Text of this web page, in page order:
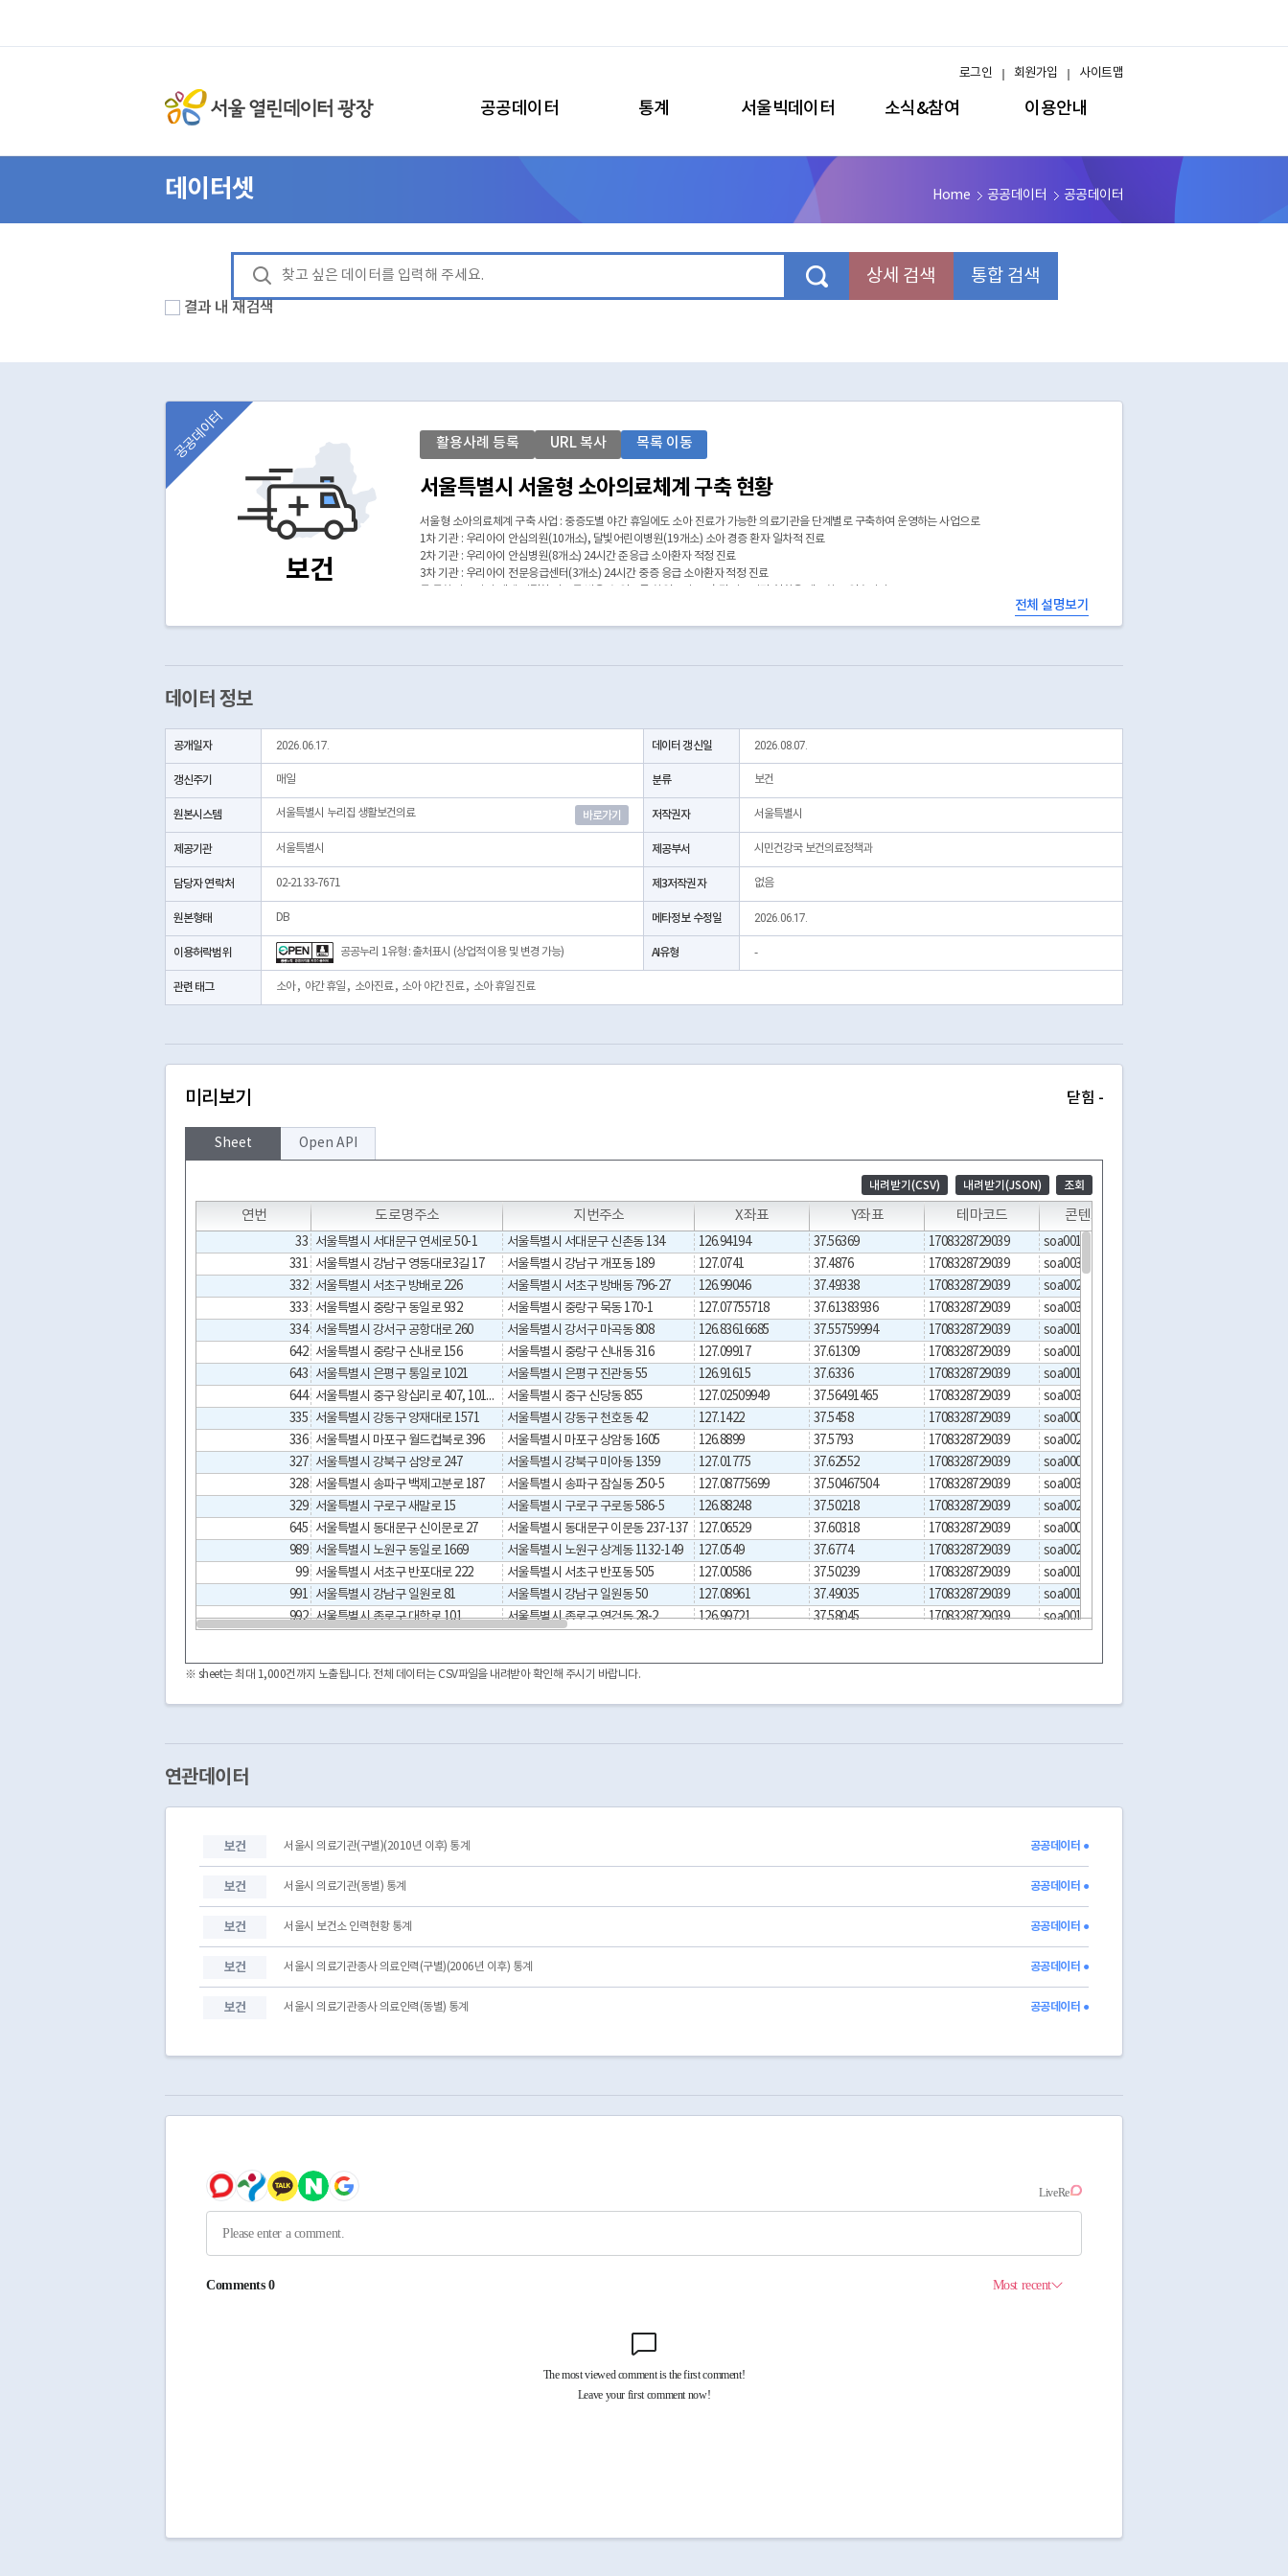
공공데이터 통계 서울빅데이터 소식&참여 이용안내
로그인 회원가입 사이트맵
데이터셋 Home 공공데이터 공공데이터
상세 검색 통합 검색
결과 내 재검색
보건
공공데이터 활용사례 등록 URL 복사 목록 이동
서울특별시 서울형 소아의료체계 구축 현황
서울형 소아의료체계 구축 사업 : 중증도별 야간 휴일에도 소아 진료가 가능한 의료기관을 단계별로 구축하여 운영하는 사업으로
1차 기관 : 우리아이 안심의원(10개소), 달빛어린이병원(19개소) 소아 경증 환자 일차적 진료
2차 기관 : 우리아이 안심병원(8개소) 24시간 준응급 소아환자 적정 진료
3차 기관 : 우리아이 전문응급센터(3개소) 24시간 중증 응급 소아환자 적정 진료
전체 설명보기
데이터 정보
공개일자 2026.06.17. 데이터 갱신일 2026.08.07.
갱신주기 매일 분류 보건
원본시스템 서울특별시 누리집 생활보건의료 바로가기 저작권자 서울특별시
제공기관 서울특별시 제공부서 시민건강국 보건의료정책과
담당자 연락처 02-2133-7671 제3저작권자 없음
원본형태 DB 메타정보 수정일 2026.06.17.
이용허락범위 공공누리 1유형 : 출처표시 (상업적 이용 및 변경 가능) AI유형 -
관련 태그 소아, 야간 휴일 , 소아진료, 소아 야간 진료, 소아 휴일 진료
미리보기 닫힘 -
Sheet Open API
내려받기(CSV) 내려받기(JSON) 조회
연번 도로명주소 지번주소 X좌표 Y좌표 테마코드 콘텐츠코드
T
33 서울특별시 서대문구 연세로 50-1 서울특별시 서대문구 신촌동 134 126.94194 37.56369 1708328729039 soa0019
331 서울특별시 강남구 영동대로3길 17 서울특별시 강남구 개포동 189 127.0741 37.4876 1708328729039 soa0030
332 서울특별시 서초구 방배로 226 서울특별시 서초구 방배동 796-27 126.99046 37.49338 1708328729039 soa0022
333 서울특별시 중랑구 동일로 932 서울특별시 중랑구 묵동 170-1 127.07755718 37.61383936 1708328729039 soa0036
334
서울특별시 강서구 공항대로 260 서울특별시 강서구 마곡동 808 126.83616685 37.55759994 1708328729039 soa0015
642 서울특별시 중랑구 신내로 156 서울특별시 중랑구 신내동 316 127.09917 37.61309 1708328729039 soa0014
643 서울특별시 은평구 통일로 1021 서울특별시 은평구 진관동 55 126.91615 37.6336 1708328729039 soa0011
644
서울특별시 중구 왕십리로 407, 101동 (신당동, 신당 파인힐 하나유보라) 서울특별시 중구 신당동 855 127.02509949 37.56491465 1708328729039 soa0038
335 서울특별시 강동구 양재대로 1571 서울특별시 강동구 천호동 42 127.1422 37.5458 1708328729039 soa0003
336 서울특별시 마포구 월드컵북로 396 서울특별시 마포구 상암동 1605 126.8899 37.5793 1708328729039 soa0029
327 서울특별시 강북구 삼양로 247 서울특별시 강북구 미아동 1359 127.01775 37.62552 1708328729039 soa0008
328 서울특별시 송파구 백제고분로 187 서울특별시 송파구 잠실동 250-5 127.08775699 37.50467504 1708328729039 soa0031
329 서울특별시 구로구 새말로 15 서울특별시 구로구 구로동 586-5 126.88248 37.50218 1708328729039 soa0024
645 서울특별시 동대문구 신이문로 27 서울특별시 동대문구 이문동 237-137 127.06529 37.60318 1708328729039 soa0001
989 서울특별시 노원구 동일로 1669 서울특별시 노원구 상계동 1132-149 127.0549 37.6774 1708328729039 soa0020
99 서울특별시 서초구 반포대로 222 서울특별시 서초구 반포동 505 127.00586 37.50239 1708328729039 soa0013
991 서울특별시 강남구 일원로 81 서울특별시 강남구 일원동 50 127.08961 37.49035 1708328729039 soa0012
992 서울특별시 종로구 대학로 101 서울특별시 종로구 연건동 28-2 126.99721 37.58045 1708328729039 soa0017
9 서울특별시 강남구 헌릉로569길 27 서울특별시 강남구 세곡동 594 127.09878 37.46681 1708328729039 soa0021
1
서울특별시 노원구 동일로 1669 서울특별시 노원구 상계동 1132-149
11 서울특별시 서초구 신반포로 257 서울특별시 서초구 잠원동 58-24 127.01194 37.50862 1708328729039 soa0009
13 서울특별시 은평구 통일로 1050 서울특별시 은평구 진관동 63 126.9178 37.6377 1708328729039 soa0032
17
서울특별시 성동구 왕십리광장로 17 soa0033
19
서울특별시 마포구 월드컵북로 396 soa0029
※ sheet는 최대 1,000건까지 노출됩니다. 전체 데이터는 CSV파일을 내려받아 확인해 주시기 바랍니다.
연관데이터
보건 서울시 의료기관(구별)(2010년 이후) 통계 공공데이터 ●
보건 서울시 의료기관(동별) 통계 공공데이터 ●
보건 서울시 보건소 인력현황 통계 공공데이터 ●
보건 서울시 의료기관종사 의료인력(구별)(2006년 이후) 통계 공공데이터 ●
보건 서울시 의료기관종사 의료인력(동별) 통계 공공데이터 ●